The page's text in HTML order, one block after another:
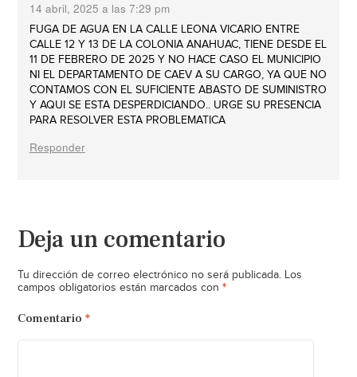
14 abril, 2025 a las 7:29 pm
FUGA DE AGUA EN LA CALLE LEONA VICARIO ENTRE
CALLE 12 Y 13 DE LA COLONIA ANAHUAC, TIENE DESDE EL
11 DE FEBRERO DE 2025 Y NO HACE CASO EL MUNICIPIO
NI EL DEPARTAMENTO DE CAEV A SU CARGO, YA QUE NO
CONTAMOS CON EL SUFICIENTE ABASTO DE SUMINISTRO
Y AQUI SE ESTA DESPERDICIANDO.. URGE SU PRESENCIA
PARA RESOLVER ESTA PROBLEMATICA
Responder
Deja un comentario
Tu dirección de correo electrónico no será publicada. Los
campos obligatorios están marcados con *
Comentario *